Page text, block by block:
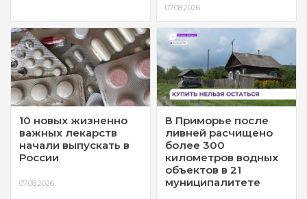
10 новых жизненно
важных лекарств
начали выпускать в
России
07.08.2026
07.08.2026
В Приморье после
ливней расчищено
более 300
километров водных
объектов в 21
муниципалитете